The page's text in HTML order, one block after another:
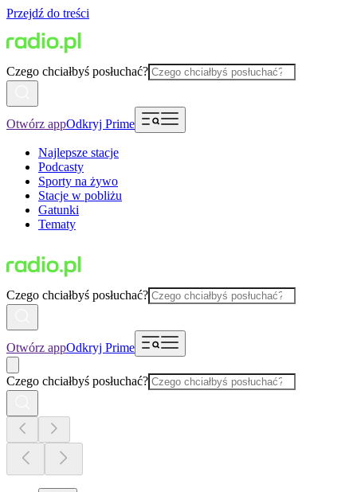
Przejdź do treści
Czego chciałbyś posłuchać?
Otwórz appOdkryj Prime
Najlepsze stacje
Podcasty
Sporty na żywo
Stacje w pobliżu
Gatunki
Tematy
Czego chciałbyś posłuchać?
Otwórz appOdkryj Prime
Czego chciałbyś posłuchać?